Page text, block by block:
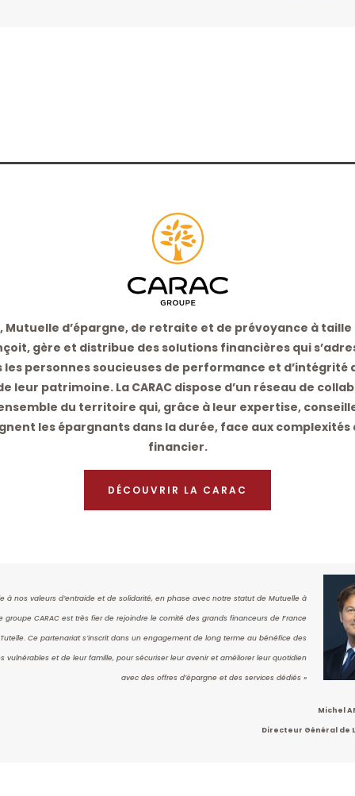
Mutuelle d’épargne, de retraite et de prévoyance à
gère et distribue des solutions financières qui
personnes soucieuses de performance et d’intégrité
leur patrimoine. La CARAC dispose d’un réseau de
du territoire qui, grâce à leur expertise,
les épargnants dans la durée, face aux complexités
financier.
DÉCOUVRIR LA CARAC
à nos valeurs d’entraide et de solidarité, en phase avec notre statut de Mutuelle à
groupe CARAC est très fier de rejoindre le comité des grands financeurs de France
Tutelle. Ce partenariat s’inscrit dans un engagement de long terme au bénéfice des
vulnérables et de leur famille, pour sécuriser leur avenir et améliorer leur quotidien
avec des offres d’épargne et des services dédiés »
Michel
Directeur Général de